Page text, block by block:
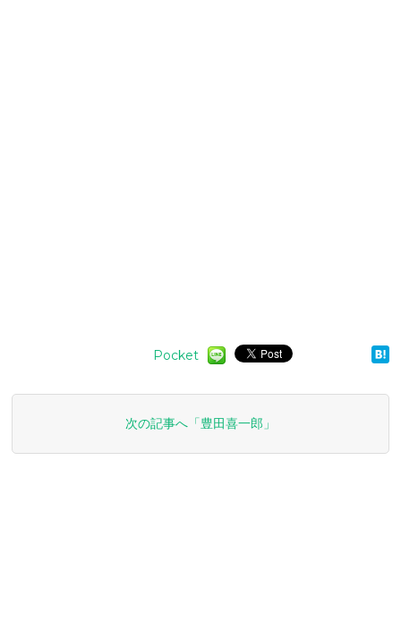
Pocket
次の記事へ「豊田喜一郎」